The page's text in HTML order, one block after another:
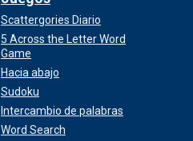
Scattergories Diario
5 Across the Letter Word
Game
Hacia abajo
Sudoku
Intercambio de palabras
Word Search